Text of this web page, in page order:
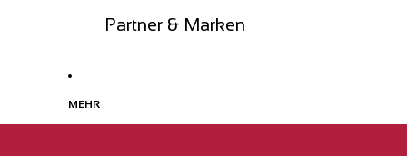
Partner & Marken
MEHR